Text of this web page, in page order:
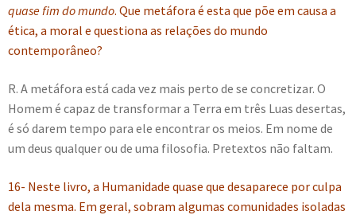
quase fim do mundo. Que metáfora é esta que põe em causa a
ética, a moral e questiona as relações do mundo
contemporâneo?
R. A metáfora está cada vez mais perto de se concretizar. O
Homem é capaz de transformar a Terra em três Luas desertas,
é só darem tempo para ele encontrar os meios. Em nome de
um deus qualquer ou de uma filosofia. Pretextos não faltam.
16- Neste livro, a Humanidade quase que desaparece por culpa
dela mesma. Em geral, sobram algumas comunidades isoladas